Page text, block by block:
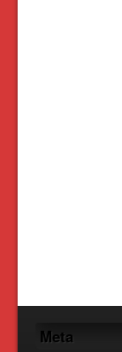
Meta